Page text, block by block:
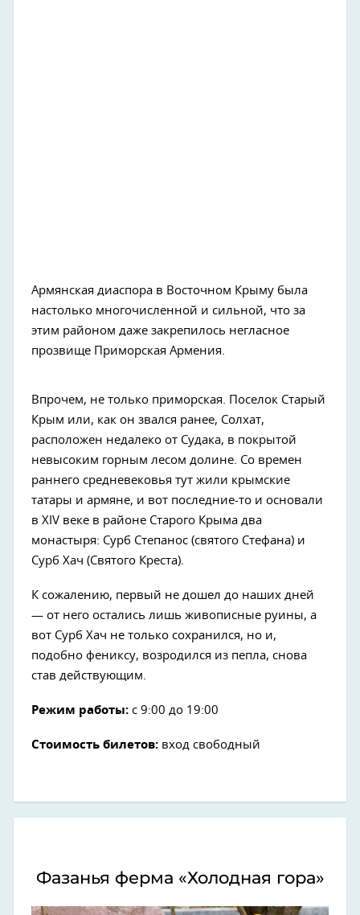
Армянская диаспора в Восточном Крыму была
настолько многочисленной и сильной, что за
этим районом даже закрепилось негласное
прозвище Приморская Армения.
Впрочем, не только приморская. Поселок Старый
Крым или, как он звался ранее, Солхат,
расположен недалеко от Судака, в покрытой
невысоким горным лесом долине. Со времен
раннего средневековья тут жили крымские
татары и армяне, и вот последние-то и основали
в XIV веке в районе Старого Крыма два
монастыря: Сурб Степанос (святого Стефана) и
Сурб Хач (Святого Креста).
К сожалению, первый не дошел до наших дней
— от него остались лишь живописные руины, а
вот Сурб Хач не только сохранился, но и,
подобно фениксу, возродился из пепла, снова
став действующим.
Режим работы: с 9:00 до 19:00
Стоимость билетов: вход свободный
Фазанья ферма «Холодная гора»